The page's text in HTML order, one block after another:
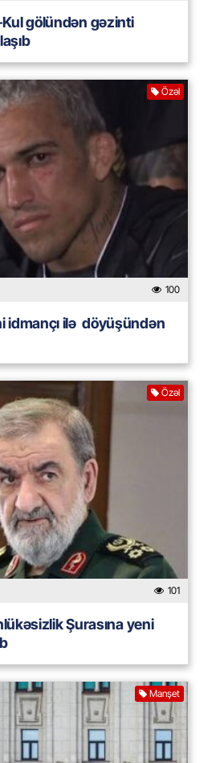
Kul gölündən gəzinti
Özəl
100
idmançı ilə döyüşündən
Özəl
101
Şurasına yeni
Manşet